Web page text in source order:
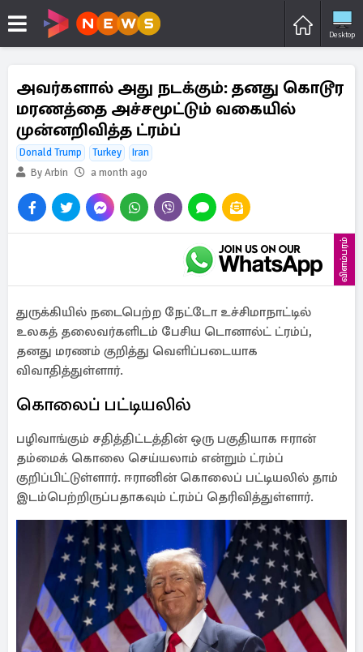
Desktop
அவர்களால் அது நடக்கும்: தனது கொடூர
மரணத்தை அச்சமூட்டும் வகையில்
முன்னறிவித்த ட்ரம்ப்
Donald Trump Turkey
Iran
By Arbin
a month ago
விளம்பரம்
துருக்கியில் நடைபெற்ற நேட்டோ உச்சிமாநாட்டில்
உலகத் தலைவர்களிடம் பேசிய டொனால்ட் ட்ரம்ப்,
தனது மரணம் குறித்து வெளிப்படையாக
விவாதித்துள்ளார்.
கொலைப் பட்டியலில்
பழிவாங்கும் சதித்திட்டத்தின் ஒரு பகுதியாக ஈரான்
தம்மைக் கொலை செய்யலாம் என்றும் ட்ரம்ப்
குறிப்பிட்டுள்ளார். ஈரானின் கொலைப் பட்டியலில் தாம்
இடம்பெற்றிருப்பதாகவும் ட்ரம்ப் தெரிவித்துள்ளார்.